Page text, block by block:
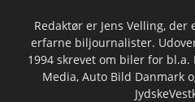
Redaktør er Jens Velling,
erfarne biljournalister.
1994 skrevet om biler for bl.a.
Media, Auto Bild Danmark